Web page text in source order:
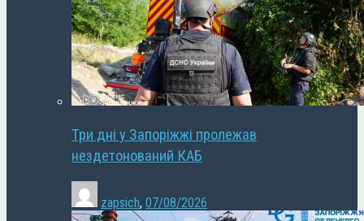
Три дні у Запоріжжі пролежав
нездетонований КАБ
zapsich, 07/08/2026